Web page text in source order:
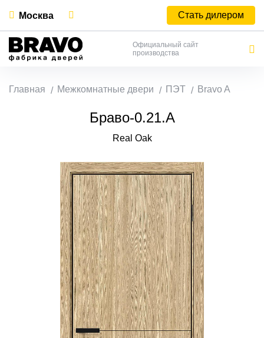
Москва Стать дилером
Официальный сайт
производства
Главная Межкомнатные двери ПЭТ Bravo A
Браво-0.21.А
Real Oak